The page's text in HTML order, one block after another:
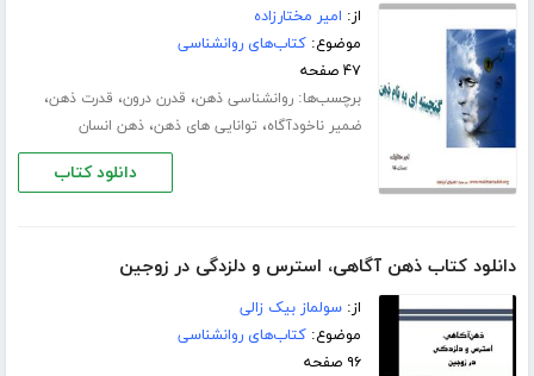
از: امیر مختارزاده
موضوع:کتاب‌های روانشناسی
۴۷ صفحه
برچسب‌ها:روانشناسی ذهن، قدرن درون، قدرت ذهن،
ضمیر ناخودآگاه، توانایی های ذهن،ذهن انسان
دانلود کتاب
دانلود کتاب ذهن آگاهی، استرس و دلزدگی در زوجین
از:سولماز بیک زالی
موضوع:کتاب‌های روانشناسی
۹۶ صفحه